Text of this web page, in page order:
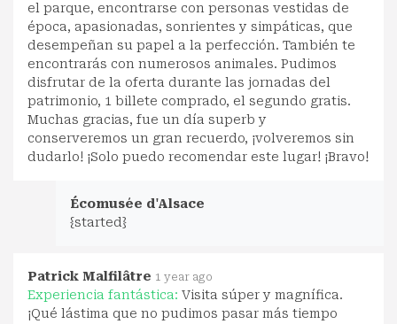
el parque, encontrarse con personas vestidas de
época, apasionadas, sonrientes y simpáticas, que
desempeñan su papel a la perfección. También te
encontrarás con numerosos animales. Pudimos
disfrutar de la oferta durante las jornadas del
patrimonio, 1 billete comprado, el segundo gratis.
Muchas gracias, fue un día superb y
conserveremos un gran recuerdo, ¡volveremos sin
dudarlo! ¡Solo puedo recomendar este lugar! ¡Bravo!
Écomusée d'Alsace
{started}
Patrick Malfilâtre 1 year ago
Experiencia fantástica: Visita súper y magnífica.
¡Qué lástima que no pudimos pasar más tiempo